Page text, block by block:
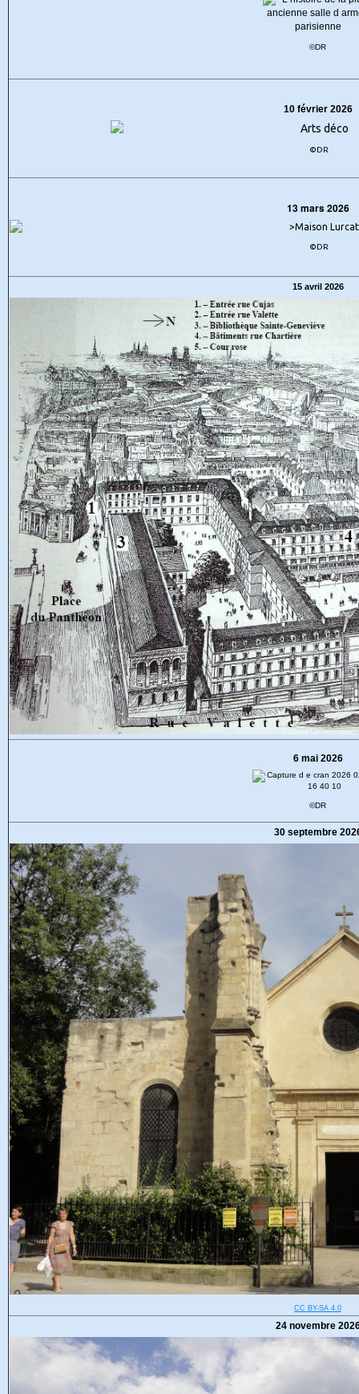
©DR
10 février 2026
©DR
13 mars 2026
©DR
15 avril 2026
6 mai 2026
©DR
30 septembre
CC BY-SA 4.0
24 novembre